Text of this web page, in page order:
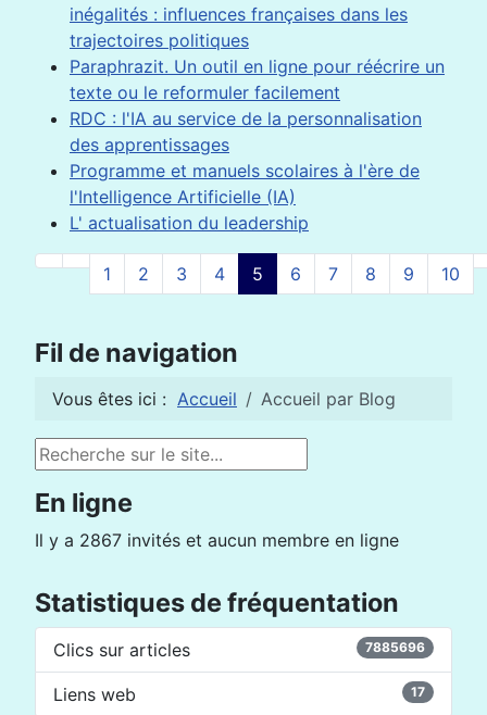
inégalités : influences françaises dans les
trajectoires politiques
Paraphrazit. Un outil en ligne pour réécrire un
texte ou le reformuler facilement
RDC : l'IA au service de la personnalisation
des apprentissages
Programme et manuels scolaires à l'ère de
l'Intelligence Artificielle (IA)
L' actualisation du leadership
Page 5 sur 38
1 2 3 4 5 6 7 8 9 10
Fil de navigation
Vous êtes ici : Accueil Accueil par Blog
Rechercher
En ligne
Il y a 2867 invités et aucun membre en ligne
Statistiques de fréquentation
Clics sur articles 7885696
Liens web 17